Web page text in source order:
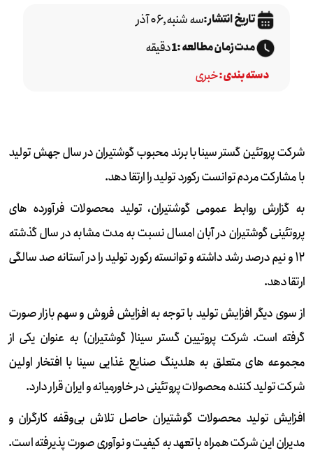
تاریخ انتشار :سه شنبه,۰۶ آذر
مدت زمان مطالعه :1دقیقه
دسته بندی :خبری
شرکت پروتئین گستر سینا با برند محبوب گوشتیران در سال جهش تولید
با مشارکت مردم توانست رکورد تولید را ارتقا دهد.
به گزارش روابط عمومی گوشتیران، تولید محصولات فرآورده های
پروتئینی گوشتیران در آبان امسال نسبت به مدت مشابه در سال گذشته
۱۲ و نیم درصد رشد داشته و توانسته رکورد تولید را در آستانه صد سالگی
ارتقا دهد.
از سوی دیگر افزایش تولید با توجه به افزایش فروش و سهم بازار صورت
گرفته است. شرکت پروتیین گستر سینا( گوشتیران) به عنوان یکی از
مجموعه های متعلق به هلدینگ صنایع غذایی سینا با افتخار اولین
شرکت تولید کننده محصولات پروتئینی در خاورمیانه و ایران قرار دارد.
افزایش تولید محصولات گوشتیران حاصل تلاش بی‌وقفه کارگران و
مدیران این شرکت همراه با تعهد به کیفیت و نوآوری صورت پذیرفته است.